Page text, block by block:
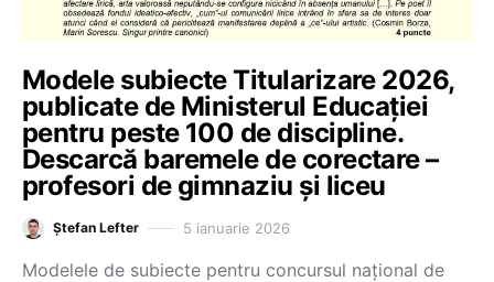
Modele subiecte Titularizare 2026,
publicate de Ministerul Educației
pentru peste 100 de discipline.
Descarcă baremele de corectare –
profesori de gimnaziu și liceu
Ștefan Lefter 5 ianuarie 2026
Modelele de subiecte pentru concursul național de